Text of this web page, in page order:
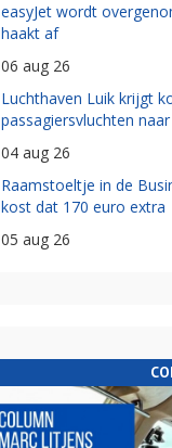
easyJet wordt
haakt af
06 aug 26
Luchthaven Luik krijgt
passagiersvluchten
04 aug 26
Raamstoeltje in de
kost dat 170 euro extra
05 aug 26